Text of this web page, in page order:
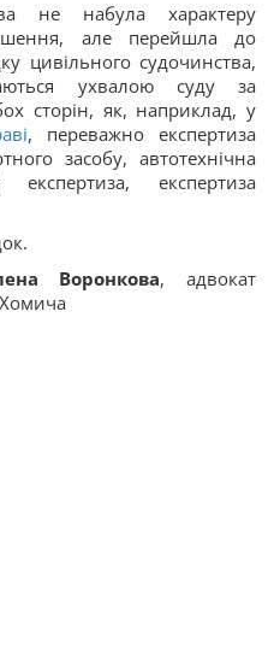
не набула характеру
але перейшла до
цивільного судочинства,
ухвалою суду за
сторін, як, наприклад, у
, переважно експертиза
засобу, автотехнічна
експертиза, експертиза
Воронкова, адвокат